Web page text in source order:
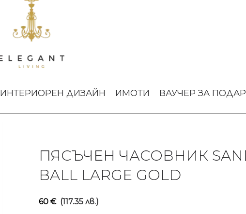
ИНТЕРИОРЕН ДИЗАЙН ИМОТИ ВАУЧЕР ЗА
ПЯСЪЧЕН ЧАСОВНИК
BALL LARGE GOLD
60 € (117.35 лв.)